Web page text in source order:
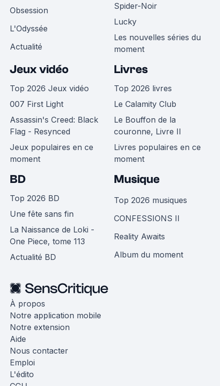
Obsession
L'Odyssée
Actualité
Spider-Noir
Lucky
Les nouvelles séries du
moment
Jeux vidéo
Top 2026 Jeux vidéo
007 First Light
Assassin's Creed: Black
Flag - Resynced
Jeux populaires en ce
moment
Livres
Top 2026 livres
Le Calamity Club
Le Bouffon de la
couronne, Livre II
Livres populaires en ce
moment
BD
Top 2026 BD
Une fête sans fin
La Naissance de Loki -
One Piece, tome 113
Actualité BD
Musique
Top 2026 musiques
CONFESSIONS II
Reality Awaits
Album du moment
À propos
Notre application mobile
Notre extension
Aide
Nous contacter
Emploi
L'édito